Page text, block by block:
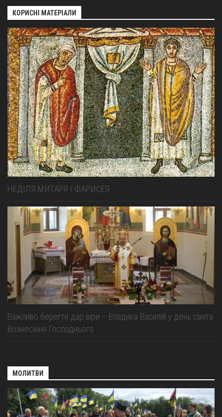
КОРИСНІ МАТЕРІАЛИ
НЕДІЛЯ МИТАРЯ І ФАРИСЕЯ
Важливо берегти дар віри – Владика Василій у день свята
Вознесіння Господнього
МОЛИТВИ